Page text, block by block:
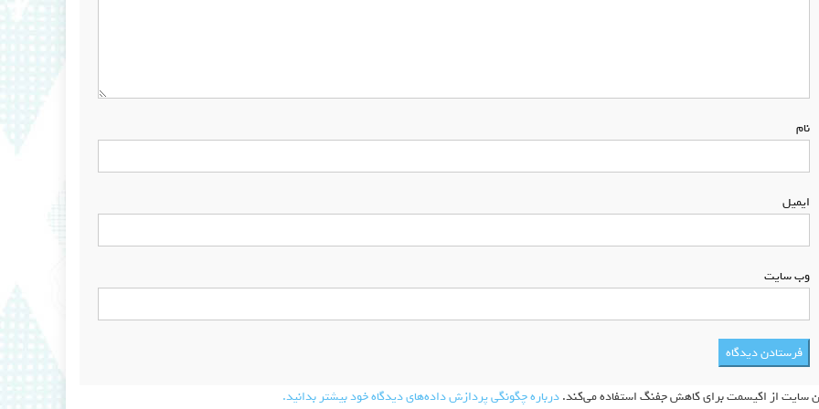
نام
ایمیل
وب‌ سایت
سایت از اکیسمت برای کاهش جفنگ استفاده می‌کند.درباره چگونگی پردازش داده‌های دیدگاه خود بیشتر بدانید.